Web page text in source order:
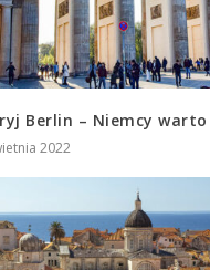
Berlin – Niemcy
2022